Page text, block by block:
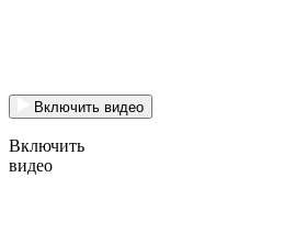
Включить видео
Включить
видео